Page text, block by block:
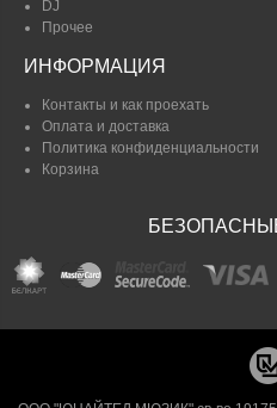
DJ
Прочее
ИНФОРМАЦИЯ
Контакты и как проехать
Оплата и доставка
Политика конфиденциальности
Корзина